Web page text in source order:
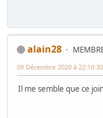
alain28
09 Décembre 2020 à 22:10:30
Il me semble que ce